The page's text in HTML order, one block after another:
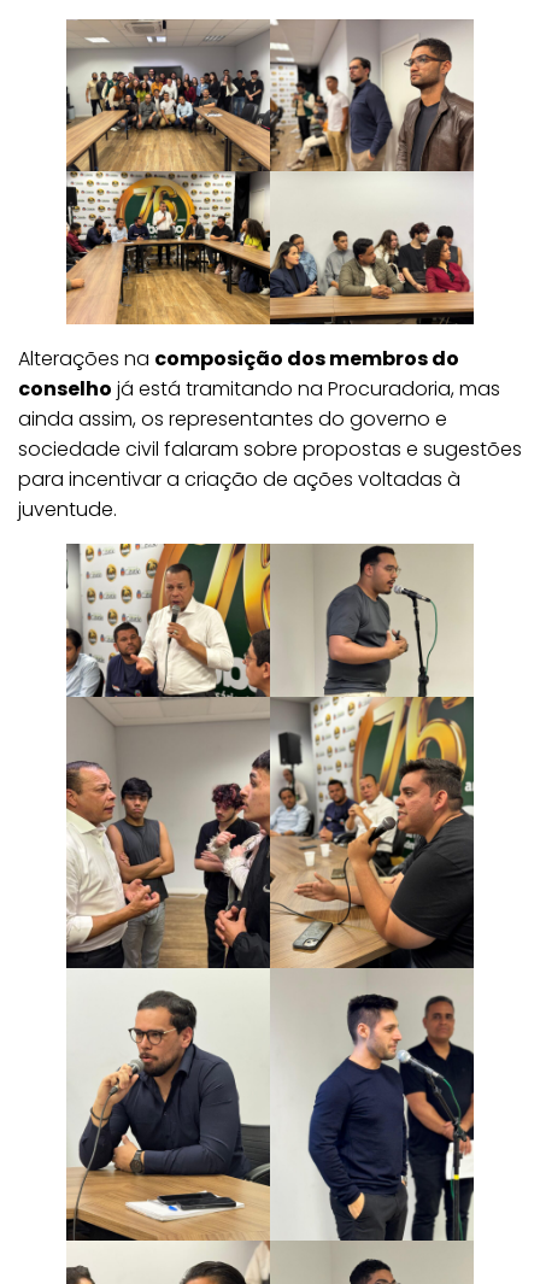
Alterações na composição dos membros do
conselho já está tramitando na Procuradoria, mas
ainda assim, os representantes do governo e
sociedade civil falaram sobre propostas e sugestões
para incentivar a criação de ações voltadas à
juventude.